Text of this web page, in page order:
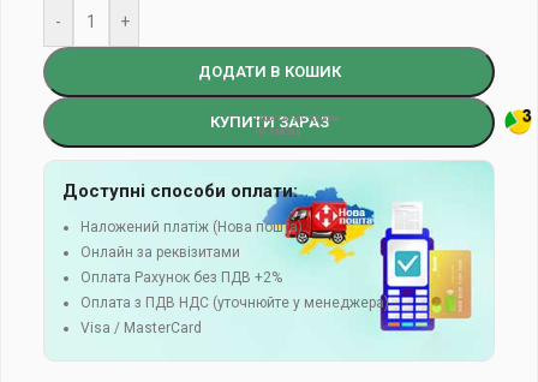
- +
ДОДАТИ В КОШИК
КУПИТИ ЗАРАЗ
Доступні способи оплати:
Наложений платіж (Нова пошта)
Онлайн за реквізитами
Оплата Рахунок без ПДВ +2%
Оплата з ПДВ НДС (уточнюйте у менеджера)
Visa / MasterCard